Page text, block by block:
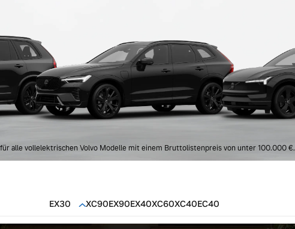
alle vollelektrischen Volvo Modelle mit einem Bruttolistenpreis von unter 100.000 €.
EX30 XC90EX90EX40XC60XC40EC40